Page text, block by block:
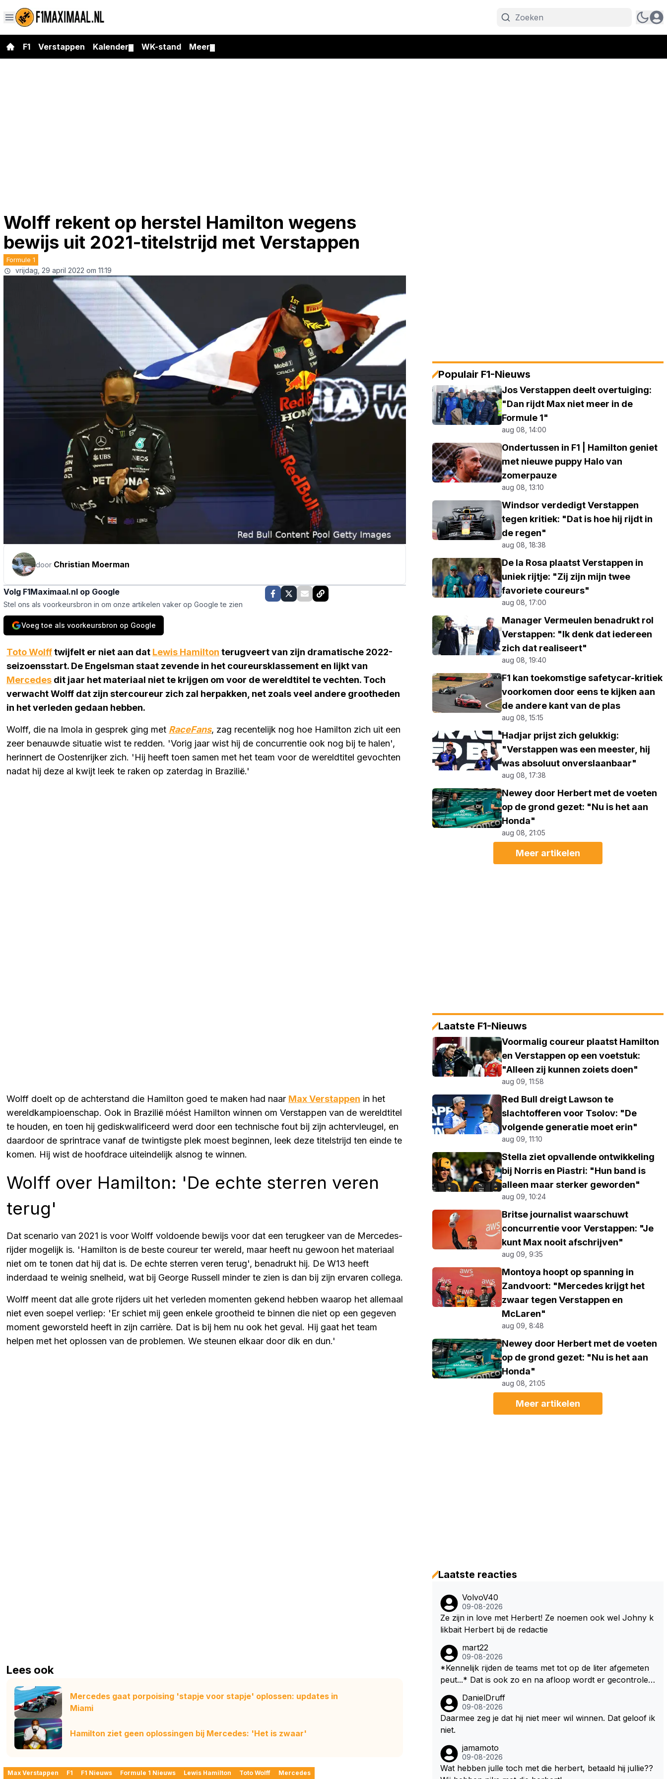
F1 Verstappen Kalender WK-stand Meer
Wolff rekent op herstel Hamilton wegens
bewijs uit 2021-titelstrijd met Verstappen
Formule 1
vrijdag, 29 april 2022 om 11:19
door Christian Moerman
Volg F1Maximaal.nl op Google
Stel ons als voorkeursbron in om onze artikelen vaker op Google te zien
Voeg toe als voorkeursbron op Google
Toto Wolfftwijfelt er niet aan dat Lewis Hamilton terugveert van zijn dramatische 2022-
seizoensstart. De Engelsman staat zevende in het coureursklassement en lijkt van
Mercedes dit jaar het materiaal niet te krijgen om voor de wereldtitel te vechten. Toch
verwacht Wolff dat zijn stercoureur zich zal herpakken, net zoals veel andere grootheden
in het verleden gedaan hebben.
Wolff, die na Imola in gesprek ging met RaceFans, zag recentelijk nog hoe Hamilton zich uit een
zeer benauwde situatie wist te redden. 'Vorig jaar wist hij de concurrentie ook nog bij te halen',
herinnert de Oostenrijker zich. 'Hij heeft toen samen met het team voor de wereldtitel gevochten
nadat hij deze al kwijt leek te raken op zaterdag in Brazilië.'
Wolff doelt op de achterstand die Hamilton goed te maken had naar Max Verstappen in het
wereldkampioenschap. Ook in Brazilië móést Hamilton winnen om Verstappen van de wereldtitel
te houden, en toen hij gediskwalificeerd werd door een technische fout bij zijn achtervleugel, en
daardoor de sprintrace vanaf de twintigste plek moest beginnen, leek deze titelstrijd ten einde te
komen. Hij wist de hoofdrace uiteindelijk alsnog te winnen.
Wolff over Hamilton: 'De echte sterren veren
terug'
Dat scenario van 2021 is voor Wolff voldoende bewijs voor dat een terugkeer van de Mercedes-
rijder mogelijk is. 'Hamilton is de beste coureur ter wereld, maar heeft nu gewoon het materiaal
niet om te tonen dat hij dat is. De echte sterren veren terug', benadrukt hij. De W13 heeft
inderdaad te weinig snelheid, wat bij George Russell minder te zien is dan bij zijn ervaren collega.
Wolff meent dat alle grote rijders uit het verleden momenten gekend hebben waarop het allemaal
niet even soepel verliep: 'Er schiet mij geen enkele grootheid te binnen die niet op een gegeven
moment geworsteld heeft in zijn carrière. Dat is bij hem nu ook het geval. Hij gaat het team
helpen met het oplossen van de problemen. We steunen elkaar door dik en dun.'
Lees ook
Mercedes gaat porpoising 'stapje voor stapje' oplossen: updates in
Miami
Hamilton ziet geen oplossingen bij Mercedes: 'Het is zwaar'
Max Verstappen F1 F1 Nieuws Formule 1 Nieuws Lewis Hamilton Toto Wolff Mercedes
Populair F1-Nieuws
Jos Verstappen deelt overtuiging:
"Dan rijdt Max niet meer in de
Formule 1"
aug 08, 14:00
Ondertussen in F1 | Hamilton geniet
met nieuwe puppy Halo van
zomerpauze
aug 08, 13:10
Windsor verdedigt Verstappen
tegen kritiek: "Dat is hoe hij rijdt in
de regen"
aug 08, 18:38
De la Rosa plaatst Verstappen in
uniek rijtje: "Zij zijn mijn twee
favoriete coureurs"
aug 08, 17:00
Manager Vermeulen benadrukt rol
Verstappen: "Ik denk dat iedereen
zich dat realiseert"
aug 08, 19:40
F1 kan toekomstige safetycar-kritiek
voorkomen door eens te kijken aan
de andere kant van de plas
aug 08, 15:15
Hadjar prijst zich gelukkig:
"Verstappen was een meester, hij
was absoluut onverslaanbaar"
aug 08, 17:38
Newey door Herbert met de voeten
op de grond gezet: "Nu is het aan
Honda"
aug 08, 21:05
Meer artikelen
Laatste F1-Nieuws
Voormalig coureur plaatst Hamilton
en Verstappen op een voetstuk:
"Alleen zij kunnen zoiets doen"
aug 09, 11:58
Red Bull dreigt Lawson te
slachtofferen voor Tsolov: "De
volgende generatie moet erin"
aug 09, 11:10
Stella ziet opvallende ontwikkeling
bij Norris en Piastri: "Hun band is
alleen maar sterker geworden"
aug 09, 10:24
Britse journalist waarschuwt
concurrentie voor Verstappen: "Je
kunt Max nooit afschrijven"
aug 09, 9:35
Montoya hoopt op spanning in
Zandvoort: "Mercedes krijgt het
zwaar tegen Verstappen en
McLaren"
aug 09, 8:48
Newey door Herbert met de voeten
op de grond gezet: "Nu is het aan
Honda"
aug 08, 21:05
Meer artikelen
Laatste reacties
VolvoV40
09-08-2026
Ze zijn in love met Herbert! Ze noemen ook wel Johny k
likbait Herbert bij de redactie
mart22
09-08-2026
*Kennelijk rijden de teams met tot op de liter afgemeten
peut...* Dat is ook zo en na afloop wordt er gecontrolee
e reden is Vettel ooit gediskwalificeerd. Je hoort soms oo
k wel eens dat ze brandstoof moeten sparen als de race
engineer denkt dat ze die ene liter niet gaan halen. Je zo
aar bijv. 5 liter en dan die ronden achter SC niet mee te t
ellen. Na x ronden SC moet er na afloop niet nog 5 maa
r x liter inzitten.
DanielDruff
09-08-2026
Daarmee zeg je dat hij niet meer wil winnen. Dat geloof ik
niet.
jamamoto
09-08-2026
Wat hebben julle toch met die herbert, betaald hij jullie??